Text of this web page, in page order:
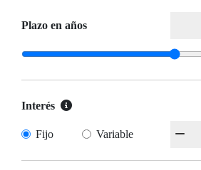
Plazo en años
Interés
Fijo Variable